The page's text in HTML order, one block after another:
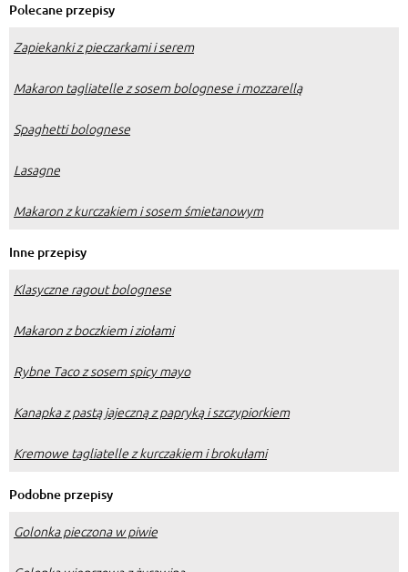
Polecane przepisy
Zapiekanki z pieczarkami i serem
Makaron tagliatelle z sosem bolognese i mozzarellą
Spaghetti bolognese
Lasagne
Makaron z kurczakiem i sosem śmietanowym
Inne przepisy
Klasyczne ragout bolognese
Makaron z boczkiem i ziołami
Rybne Taco z sosem spicy mayo
Kanapka z pastą jajeczną z papryką i szczypiorkiem
Kremowe tagliatelle z kurczakiem i brokułami
Podobne przepisy
Golonka pieczona w piwie